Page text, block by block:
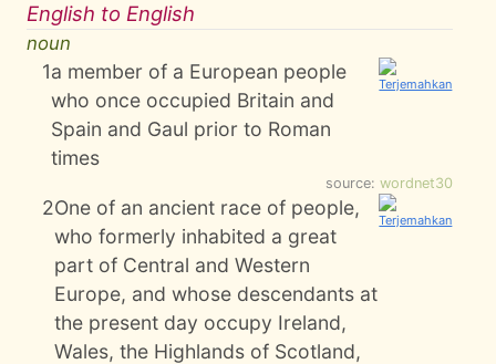
English to English
noun
1a member of a European people
who once occupied Britain and
Spain and Gaul prior to Roman
times
source: wordnet30
2One of an ancient race of people,
who formerly inhabited a great
part of Central and Western
Europe, and whose descendants at
the present day occupy Ireland,
Wales, the Highlands of Scotland,